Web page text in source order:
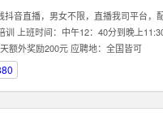
抖音直播，男女不限，直播我司平台
上班时间：中午12：40分到晚上
额外奖励200元 应聘地：全国皆可